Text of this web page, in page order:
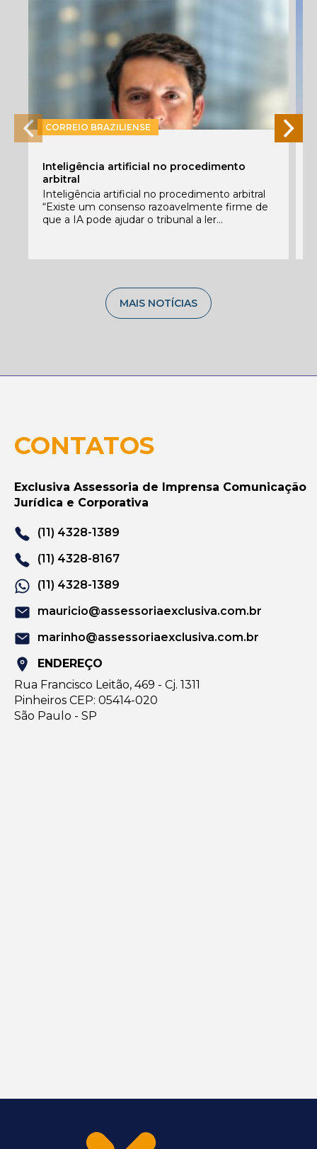
CORREIO BRAZILIENSE
Inteligência artificial no procedimento
arbitral
Inteligência artificial no procedimento arbitral
“Existe um consenso razoavelmente firme de
que a IA pode ajudar o tribunal a ler...
MAIS NOTÍCIAS
CONTATOS
Exclusiva Assessoria de Imprensa Comunicação
Jurídica e Corporativa
(11) 4328-1389
(11) 4328-8167
(11) 4328-1389
mauricio@assessoriaexclusiva.com.br
marinho@assessoriaexclusiva.com.br
ENDEREÇO
Rua Francisco Leitão, 469 - Cj. 1311
Pinheiros CEP: 05414-020
São Paulo - SP